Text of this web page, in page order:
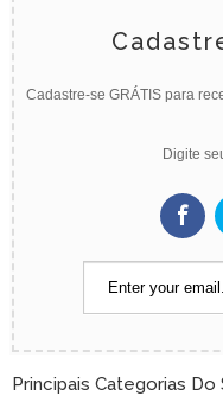
Cadastre-se GRÁTIS para
Digite
Principais Categorias Do